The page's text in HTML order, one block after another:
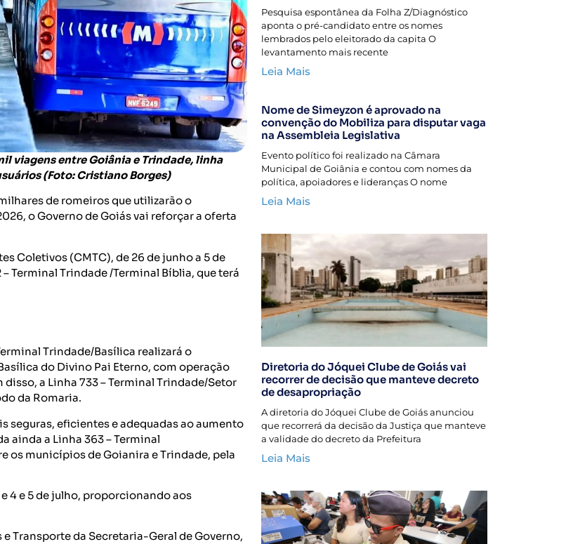
viagens entre Goiânia e Trindade, linha
(Foto: Cristiano Borges)
de romeiros que utilizarão o
o Governo de Goiás vai reforçar a oferta
Coletivos (CMTC), de 26 de junho a 5 de
Terminal Trindade /Terminal Bíblia, que terá
Trindade/Basílica realizará o
do Divino Pai Eterno, com operação
a Linha 733 – Terminal Trindade/Setor
da Romaria.
eficientes e adequadas ao aumento
ainda a Linha 363 – Terminal
os municípios de Goianira e Trindade, pela
4 e 5 de julho, proporcionando aos
Transporte da Secretaria-Geral de Governo,
Pesquisa espontânea da Folha Z/Diagnóstico
aponta o pré-candidato entre os nomes
lembrados pelo eleitorado da capita O
levantamento mais recente
Leia Mais
Nome de Simeyzon é aprovado na
convenção do Mobiliza para disputar vaga
na Assembleia Legislativa
Evento político foi realizado na Câmara
Municipal de Goiânia e contou com nomes da
política, apoiadores e lideranças O nome
Leia Mais
Diretoria do Jóquei Clube de Goiás vai
recorrer de decisão que manteve decreto
de desapropriação
A diretoria do Jóquei Clube de Goiás anunciou
que recorrerá da decisão da Justiça que manteve
a validade do decreto da Prefeitura
Leia Mais